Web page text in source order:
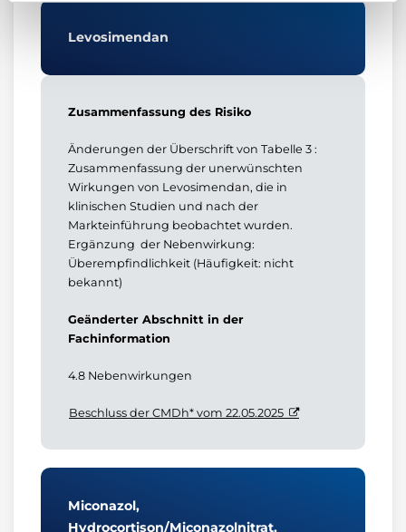
Levosimendan
Zusammenfassung des Risiko
Änderungen der Überschrift von Tabelle 3 :
Zusammenfassung der unerwünschten
Wirkungen von Levosimendan, die in
klinischen Studien und nach der
Markteinführung beobachtet wurden.
Ergänzung der Nebenwirkung:
Überempfindlichkeit (Häufigkeit: nicht
bekannt)
Geänderter Abschnitt in der
Fachinformation
4.8 Nebenwirkungen
Beschluss der CMDh* vom 22.05.2025
Miconazol,
Hydrocortison/Miconazolnitrat,